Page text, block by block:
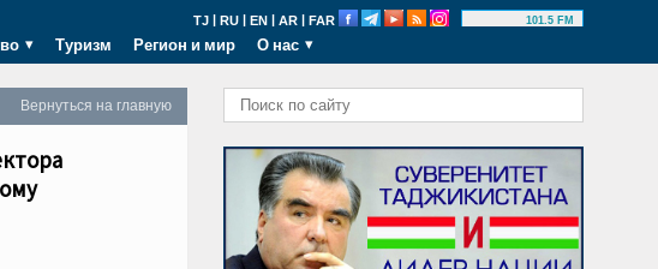
TJ | RU | EN | AR | FAR 101.5 FM
Туризм Регион и мир О нас
Вернуться на главную